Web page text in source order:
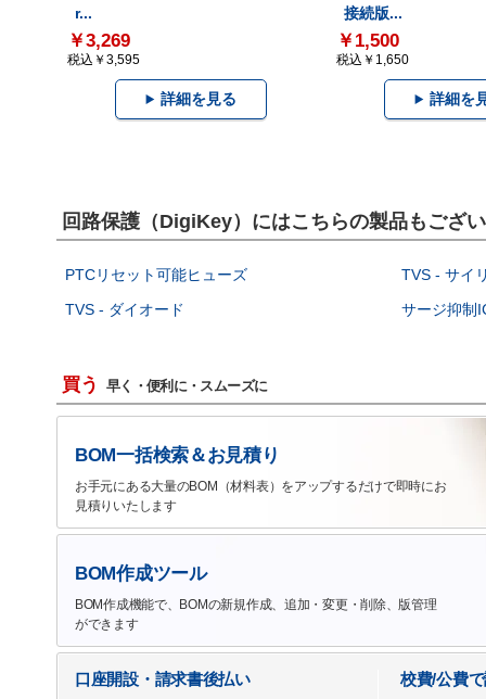
r...
￥3,269
税込￥3,595
詳細を見る
接続版...
￥1,500
税込￥1,650
詳細を
回路保護（DigiKey）にはこちらの製品もござい
PTCリセット可能ヒューズ TVS - サイ
TVS - ダイオード
サージ抑制
買う 早く・便利に・スムーズに
BOM一括検索＆お見積り
お手元にある大量のBOM（材料表）をアップするだけで即時にお
見積りいたします
BOM作成ツール
BOM作成機能で、BOMの新規作成、追加・変更・削除、版管理
ができます
口座開設・請求書後払い 校費/公費